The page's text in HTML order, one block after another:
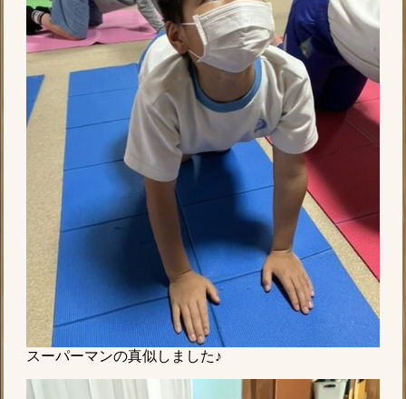
スーパーマンの真似しました♪